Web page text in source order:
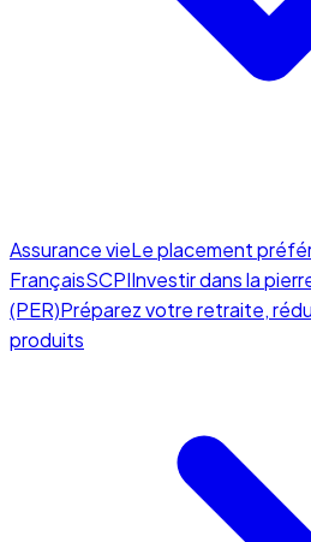
Assurance vieLe placement
FrançaisSCPIInvestir dans la
(PER)Préparez votre retraite,
produits